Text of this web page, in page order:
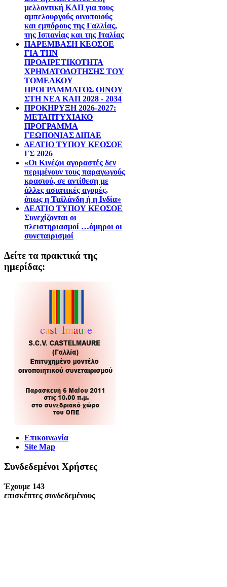
μελλοντική ΚΑΠ για τους
αμπελουργούς οινοποιούς
και εμπόρους της Γαλλίας,
της Ισπανίας και της Ιταλίας
ΠΑΡΕΜΒΑΣΗ ΚΕΟΣΟΕ
ΓΙΑ ΤΗΝ
ΠΡΟΑΙΡΕΤΙΚΟΤΗΤΑ
ΧΡΗΜΑΤΟΔΟΤΗΣΗΣ ΤΟΥ
ΤΟΜΕΑΚΟΥ
ΠΡΟΓΡΑΜΜΑΤΟΣ ΟΙΝΟΥ
ΣΤΗ ΝΕΑ ΚΑΠ 2028 - 2034
ΠΡΟΚΗΡΥΞΗ 2026-2027:
ΜΕΤΑΠΤΥΧΙΑΚΟ
ΠΡΟΓΡΑΜΜΑ
ΓΕΩΠΟΝΙΑΣ ΔΙΠΑΕ
ΔΕΛΤΙΟ ΤΥΠΟΥ ΚΕΟΣΟΕ
ΓΣ 2026
«Οι Κινέζοι αγοραστές δεν
περιμένουν τους παραγωγούς
κρασιού, σε αντίθεση με
άλλες ασιατικές αγορές,
όπως η Ταϊλάνδη ή η Ινδία»
ΔΕΛΤΙΟ ΤΥΠΟΥ ΚΕΟΣΟΕ
Συνεχίζονται οι
πλειστηριασμοί …όμηροι οι
συνεταιρισμοί
Δείτε τα πρακτικά της
ημερίδας:
Επικοινωνία
Site Map
Συνδεδεμένοι Xρήστες
Έχουμε 143
επισκέπτες συνδεδεμένους